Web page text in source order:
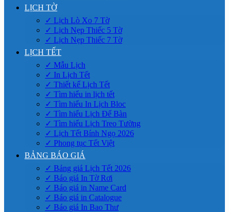
LỊCH TỜ
✓ Lịch Lò Xo 7 Tờ
✓ Lịch Nẹp Thiếc 5 Tờ
✓ Lịch Nẹp Thiếc 7 Tờ
LỊCH TẾT
✓ Mẫu Lịch
✓ In Lịch Tết
✓ Thiết kế Lịch Tết
✓ Tìm hiểu in lịch tết
✓ Tìm hiểu In Lịch Bloc
✓ Tìm hiểu Lịch Để Bàn
✓ Tìm hiểu Lịch Treo Tường
✓ Lịch Tết Bính Ngọ 2026
✓ Phong tục Tết Việt
BẢNG BÁO GIÁ
✓ Bảng giá Lịch Tết 2026
✓ Báo giá In Tờ Rơi
✓ Báo giá in Name Card
✓ Báo giá in Catalogue
✓ Báo giá In Bao Thư